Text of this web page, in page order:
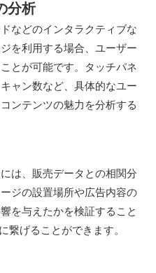
分析
などのインタラクティブな
を利用する場合、ユーザー
とが可能です。タッチパネ
ャン数など、具体的なユー
ンテンツの魅力を分析する
は、販売データとの相関分
ジの設置場所や広告内容の
を与えたかを検証すること
繋げることができます。